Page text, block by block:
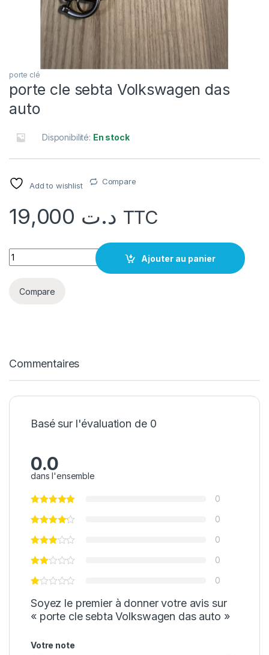
porte clé
porte cle sebta Volkswagen das
auto
Disponibilité: En stock
Add to wishlist Compare
د.ت TTC
quantité porte cle sebta Volkswagen das auto
Ajouter au panier
Compare
Commentaires
Basé sur l'évaluation de 0
0.0
dans l'ensemble
0
0
0
0
0
Soyez le premier à donner votre avis sur
« porte cle sebta Volkswagen das auto »
Votre note